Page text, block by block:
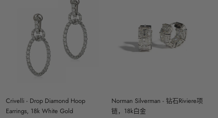
Crivelli - Drop Diamond Hoop
Earrings, 18k White Gold
Norman Silverman - 钻石Riviere项
链，18k白金